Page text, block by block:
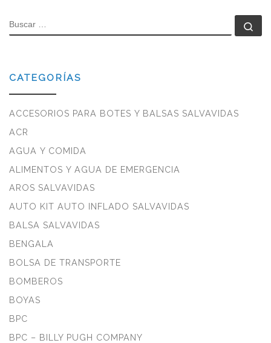
BUSCAR
CATEGORÍAS
ACCESORIOS PARA BOTES Y BALSAS SALVAVIDAS
ACR
AGUA Y COMIDA
ALIMENTOS Y AGUA DE EMERGENCIA
AROS SALVAVIDAS
AUTO KIT AUTO INFLADO SALVAVIDAS
BALSA SALVAVIDAS
BENGALA
BOLSA DE TRANSPORTE
BOMBEROS
BOYAS
BPC
BPC – BILLY PUGH COMPANY